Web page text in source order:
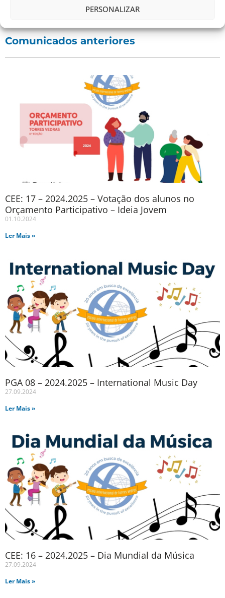
PERSONALIZAR
Comunicados anteriores
CEE: 17 – 2024.2025 – Votação dos alunos no
Orçamento Participativo – Ideia Jovem
01.10.2024
Ler Mais »
PGA 08 – 2024.2025 – International Music Day
27.09.2024
Ler Mais »
CEE: 16 – 2024.2025 – Dia Mundial da Música
27.09.2024
Ler Mais »